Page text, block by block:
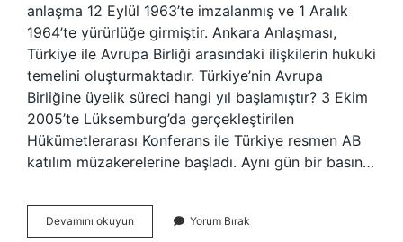
anlaşma 12 Eylül 1963’te imzalanmış ve 1 Aralık
1964’te yürürlüğe girmiştir. Ankara Anlaşması,
Türkiye ile Avrupa Birliği arasındaki ilişkilerin hukuki
temelini oluşturmaktadır. Türkiye’nin Avrupa
Birliğine üyelik süreci hangi yıl başlamıştır? 3 Ekim
2005’te Lüksemburg’da gerçekleştirilen
Hükümetlerarası Konferans ile Türkiye resmen AB
katılım müzakerelerine başladı. Aynı gün bir basın…
Devamını okuyun
Ne
Yorum Bırak